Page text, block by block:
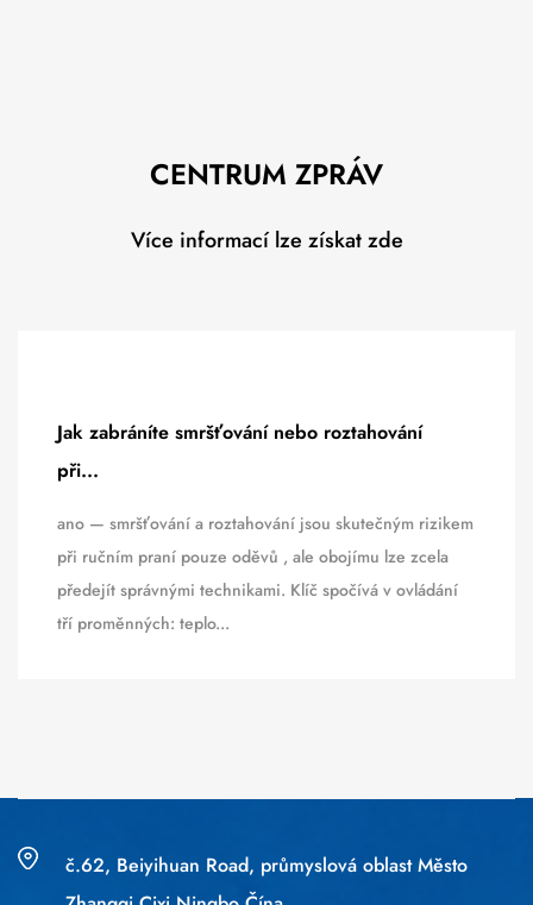
CENTRUM ZPRÁV
Více informací lze získat zde
Jak zabráníte smršťování nebo roztahování
při...
ano — smršťování a roztahování jsou skutečným rizikem
při ručním praní pouze oděvů , ale obojímu lze zcela
předejít správnými technikami. Klíč spočívá v ovládání
tří proměnných: teplo...
č.62, Beiyihuan Road, průmyslová oblast Město